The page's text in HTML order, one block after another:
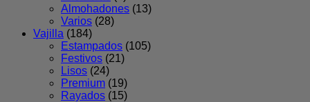
Almohadones (13)
Varios (28)
Vajilla (184)
Estampados (105)
Festivos (21)
Lisos (24)
Premium (19)
Rayados (15)